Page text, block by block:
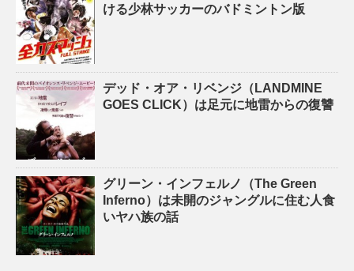
ける少林サッカーのバドミントン版
デッド・オア・リベンジ（LANDMINE
GOES CLICK）は足元に地雷からの復讐
グリーン・インフェルノ（The Green
Inferno）は未開のジャングルに住む人食
いヤハ族の話